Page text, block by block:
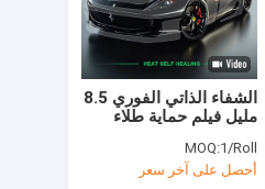
الشفاء الذاتي الفوري 8.5
مليل فيلم حماية طلاء
MOQ:1/Roll
أحصل على آخر سعر